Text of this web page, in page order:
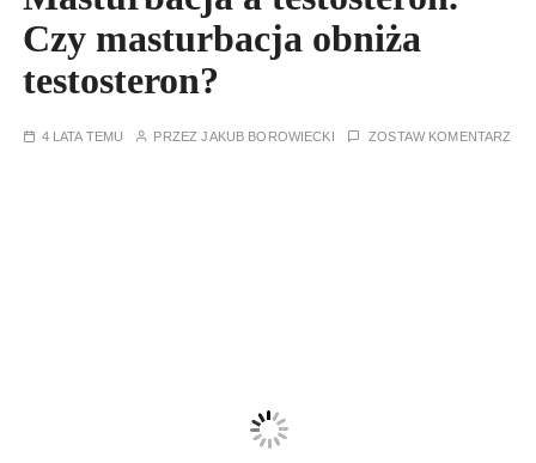
Czy masturbacja obniża
testosteron?
4 LATA TEMU PRZEZJAKUB BOROWIECKI ZOSTAW KOMENTARZ